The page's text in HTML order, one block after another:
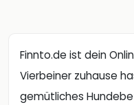
Finnto.de ist dein
Vierbeiner zuhause
gemütliches